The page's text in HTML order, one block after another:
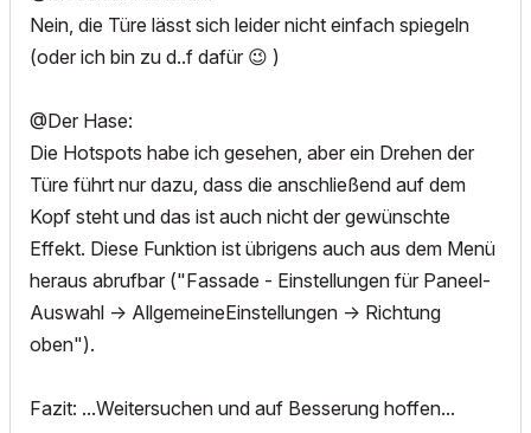
Nein, die Türe lässt sich leider nicht einfach spiegeln
(oder ich bin zu d..f dafür 😉 )
@Der Hase:
Die Hotspots habe ich gesehen, aber ein Drehen der
Türe führt nur dazu, dass die anschließend auf dem
Kopf steht und das ist auch nicht der gewünschte
Effekt. Diese Funktion ist übrigens auch aus dem Menü
heraus abrufbar ("Fassade - Einstellungen für Paneel-
Auswahl -> AllgemeineEinstellungen -> Richtung
oben").
Fazit: ...Weitersuchen und auf Besserung hoffen...